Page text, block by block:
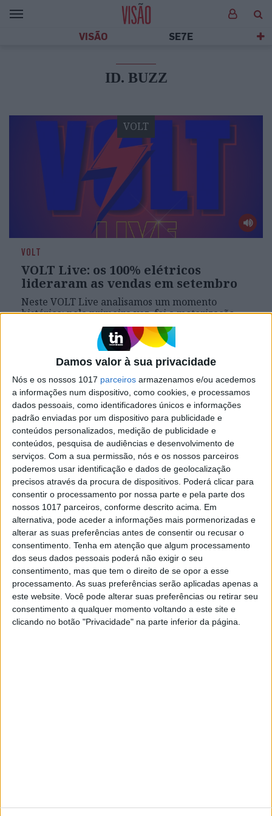
Damos valor à sua privacidade
Nós e os nossos 1017 parceiros armazenamos e/ou acedemos
a informações num dispositivo, como cookies, e processamos
dados pessoais, como identificadores únicos e informações
padrão enviadas por um dispositivo para publicidade e
conteúdos personalizados, medição de publicidade e
conteúdos, pesquisa de audiências e desenvolvimento de
serviços. Com a sua permissão, nós e os nossos parceiros
poderemos usar identificação e dados de geolocalização
precisos através da procura de dispositivos. Poderá clicar para
consentir o processamento por nossa parte e pela parte dos
nossos 1017 parceiros, conforme descrito acima. Em
alternativa, pode aceder a informações mais pormenorizadas e
alterar as suas preferências antes de consentir ou recusar o
consentimento. Tenha em atenção que algum processamento
dos seus dados pessoais poderá não exigir o seu
consentimento, mas que tem o direito de se opor a esse
processamento. As suas preferências serão aplicadas apenas a
este website. Você pode alterar suas preferências ou retirar seu
consentimento a qualquer momento voltando a este site e
clicando no botão "Privacidade" na parte inferior da página.
VISÃO SE7E
ID. BUZZ
VOLT
VOLT
VOLT Live: os 100% elétricos
lideraram as vendas em setembro
Neste VOLT Live analisamos um momento
histórico: pela primeira vez, foi a motorização
100% elétrica que mais vendeu em Portugal.
VOLT
VOLT
Nova ID. Buzz: cresce em tudo, mas
o preço desce
A ID. Buzz alongada, com sete lugares, é a
grande novidade, mas toda a gama foi
remodelada, ganhando na tecnologia, na
autonomia e na potência. Os preços baixaram,
começando agora em cerca de 60 mil euros